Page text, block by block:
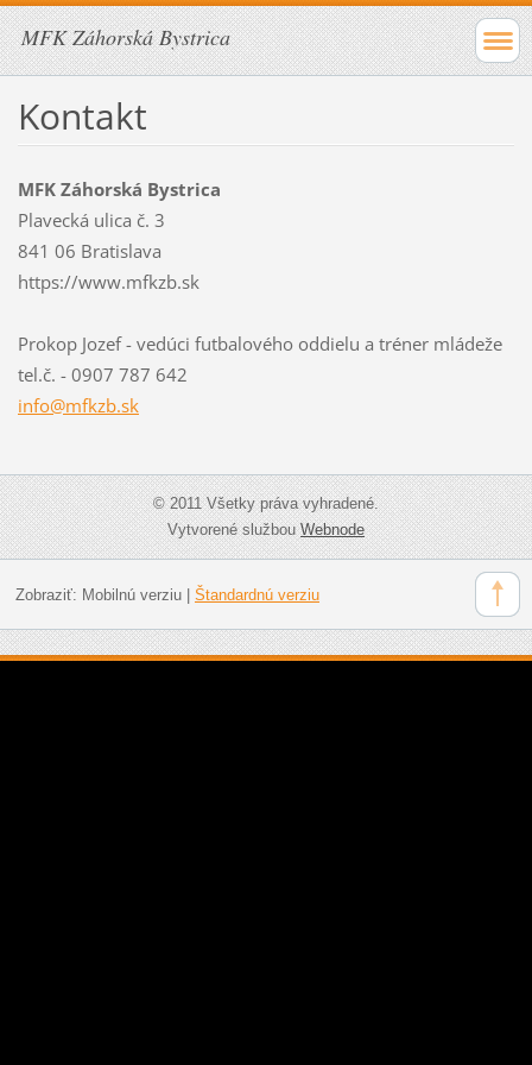
MFK Záhorská Bystrica
Kontakt
MFK Záhorská Bystrica
Plavecká ulica č. 3
841 06 Bratislava
https://www.mfkzb.sk
Prokop Jozef - vedúci futbalového oddielu a tréner mládeže
tel.č. - 0907 787 642
info@mfkzb.sk
© 2011 Všetky práva vyhradené.
Vytvorené službouWebnode
Zobraziť: Mobilnú verziu| Štandardnú verziu